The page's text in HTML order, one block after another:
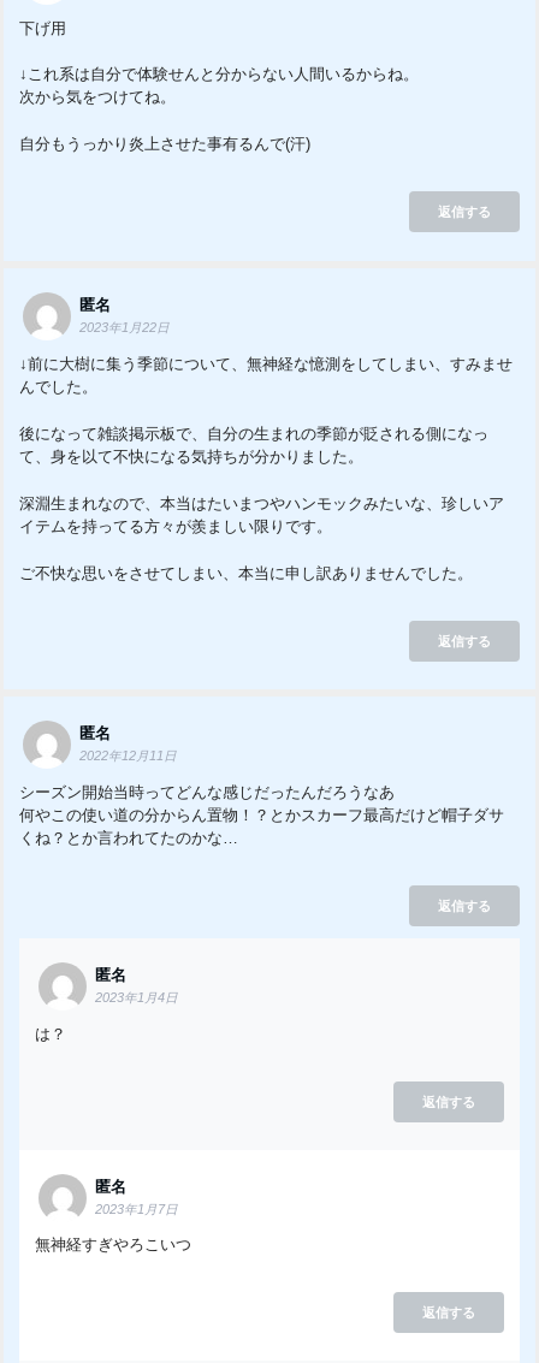
下げ用
↓これ系は自分で体験せんと分からない人間いるからね。
次から気をつけてね。
自分もうっかり炎上させた事有るんで(汗)
返信する
匿名
2023年1月22日
↓前に大樹に集う季節について、無神経な憶測をしてしまい、すみませ
んでした。
後になって雑談掲示板で、自分の生まれの季節が貶される側になっ
て、身を以て不快になる気持ちが分かりました。
深淵生まれなので、本当はたいまつやハンモックみたいな、珍しいア
イテムを持ってる方々が羨ましい限りです。
ご不快な思いをさせてしまい、本当に申し訳ありませんでした。
返信する
匿名
2022年12月11日
シーズン開始当時ってどんな感じだったんだろうなあ
何やこの使い道の分からん置物！？とかスカーフ最高だけど帽子ダサ
くね？とか言われてたのかな…
返信する
匿名
2023年1月4日
は？
返信する
匿名
2023年1月7日
無神経すぎやろこいつ
返信する